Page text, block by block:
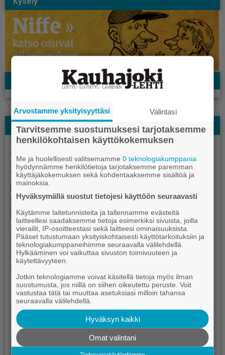
Näköislehti
Arvostamme yksityisyyttäsi Valintasi
Tarvitsemme suostumuksesi tarjotaksemme
henkilökohtaisen käyttökokemuksen
Me ja huolellisesti valitsemamme0 teknologiakumppania
hyödynnämme henkilötietoja tarjotaksemme paremman
käyttäjäkokemuksen sekä kohdentaaksemme sisältöä ja
mainoksia.
Hyväksymällä suostut tietojesi käyttöön seuraavasti
Käytämme laitetunnisteita ja tallennamme evästeitä
laitteellesi saadaksemme tietoja esimerkiksi sivuista, joilla
vierailit, IP-osoitteestasi sekä laitteesi ominaisuuksista.
Pääset tutustumaan yksityiskohtaisesti käyttötarkoituksiin ja
teknologiakumppaneihimme seuraavalla välilehdellä.
Hylkääminen voi vaikuttaa sivuston toimivuuteen ja
käytettävyyteen.
Jotkin teknologiamme voivat käsitellä tietoja myös ilman
suostumusta, jos niillä on siihen oikeutettu peruste. Voit
vastustaa tätä tai muuttaa asetuksiasi milloin tahansa
seuraavalla välilehdellä.
Hyväksyn kaikki
Omat valintani